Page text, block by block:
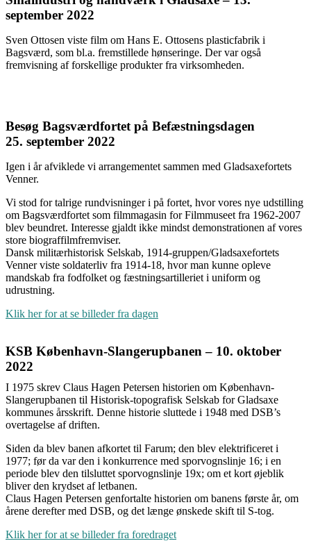
september 2022
Sven Ottosen viste film om Hans E. Ottosens plasticfabrik i
Bagsværd, som bl.a. fremstillede hønseringe. Der var også
fremvisning af forskellige produkter fra virksomheden.
Besøg Bagsværdfortet på Befæstningsdagen
25. september 2022
Igen i år afviklede vi arrangementet sammen med Gladsaxefortets
Venner.
Vi stod for talrige rundvisninger i på fortet, hvor vores nye udstilling
om Bagsværdfortet som filmmagasin for Filmmuseet fra 1962-2007
blev beundret. Interesse gjaldt ikke mindst demonstrationen af vores
store biograffilmfremviser.
Dansk militærhistorisk Selskab, 1914-gruppen/Gladsaxefortets
Venner viste soldaterliv fra 1914-18, hvor man kunne opleve
mandskab fra fodfolket og fæstningsartilleriet i uniform og
udrustning.
Klik her for at se billeder fra dagen
KSB København-Slangerupbanen – 10. oktober
2022
I 1975 skrev Claus Hagen Petersen historien om København-
Slangerupbanen til Historisk-topografisk Selskab for Gladsaxe
kommunes årsskrift. Denne historie sluttede i 1948 med DSB’s
overtagelse af driften.
Siden da blev banen afkortet til Farum; den blev elektrificeret i
1977; før da var den i konkurrence med sporvognslinje 16; i en
periode blev den tilsluttet sporvognslinje 19x; om et kort øjeblik
bliver den krydset af letbanen.
Claus Hagen Petersen genfortalte historien om banens første år, om
årene derefter med DSB, og det længe ønskede skift til S-tog.
Klik her for at se billeder fra foredraget